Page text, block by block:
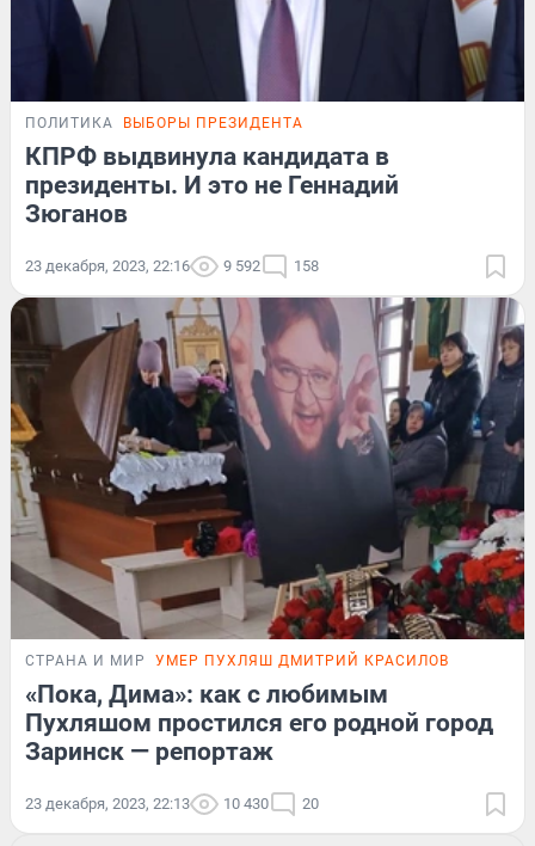
ПОЛИТИКА ВЫБОРЫ ПРЕЗИДЕНТА
КПРФ выдвинула кандидата в
президенты. И это не Геннадий
Зюганов
23 декабря, 2023, 22:16 9 592 158
СТРАНА И МИР УМЕР ПУХЛЯШ ДМИТРИЙ КРАСИЛОВ
«Пока, Дима»: как с любимым
Пухляшом простился его родной город
Заринск — репортаж
23 декабря, 2023, 22:13 10 430 20